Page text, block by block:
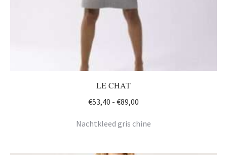
LE CHAT
€53,40 - €89,00
tot
Nachtkleed gris chine